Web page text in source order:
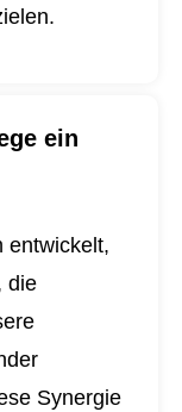
ein
entwickelt,
die
Synergie